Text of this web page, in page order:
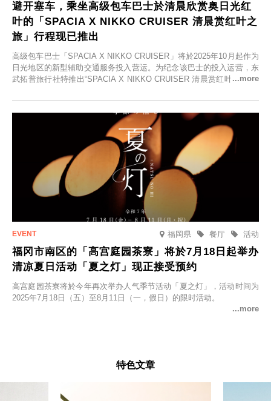
避开塞车，乘坐高级包车巴士於清晨欣赏奥日光红
叶的「SPACIA X NIKKO CRUISER 清晨赏红叶之
旅」行程现已推出
高级包车巴士「SPACIA X NIKKO CRUISER」将於2025年10月起作为
日光地区的新型辅助交通服务投入营运。为纪念该巴士的投入运营，东
武拓普旅行社特推出“SPACIA X NIKKO CRUISER 清晨赏红叶之旅”，
福岡県 活动
餐厅
福冈市南区的「高宫庭园茶寮」将於7月18日起举办
清凉夏日活动「夏之灯」现正接受预约
高宫庭园茶寮将於今年再次举办人气季节活动「夏之灯」，活动时间为
2025年7月18日（五）至8月11日（一，假日）的限时活动。
特色文章